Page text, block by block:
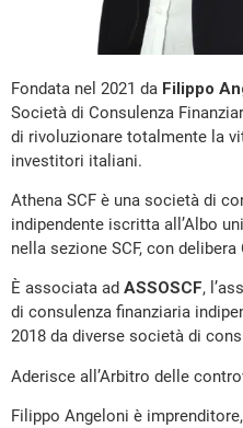
Fondata nel 2021 da Filippo
Società di Consulenza
di rivoluzionare totalmente la
investitori italiani.
Athena SCF è una società di
indipendente iscritta all’Albo
nella sezione SCF, con
È associata ad ASSOSCF,
di consulenza finanziaria
2018 da diverse società di
Aderisce all’Arbitro delle
Filippo Angeloni è